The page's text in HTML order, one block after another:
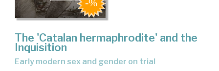
The 'Catalan hermaphrodite' and the
Inquisition
early modern sex and gender on trial